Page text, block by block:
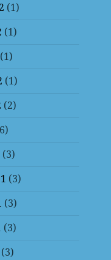
(1)
(1)
(1)
(1)
(2)
(3)
(3)
(3)
(3)
(3)